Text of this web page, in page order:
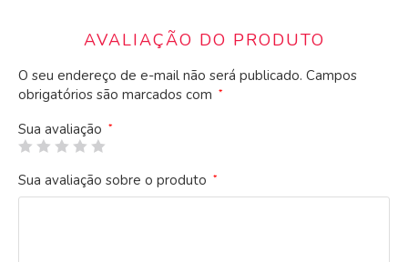
AVALIAÇÃO DO PRODUTO
O seu endereço de e-mail não será publicado. Campos
obrigatórios são marcados com *
Sua avaliação *
Sua avaliação sobre o produto *